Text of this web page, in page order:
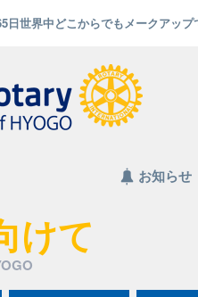
世界中どこからでもメークアップ
お知らせ
けて